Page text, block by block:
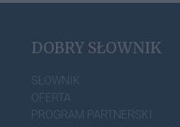
DOBRY SŁOWNIK
SŁOWNIK
OFERTA
PROGRAM PARTNERSKI